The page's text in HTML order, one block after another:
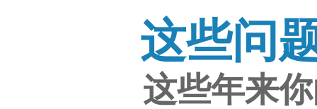
这些问
这些年来